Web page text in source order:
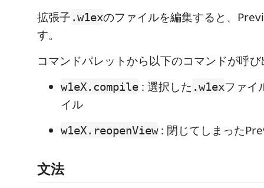
拡張子 .w1exのファイルを編集すると、
す。
コマンドパレットから以下のコマンドが呼
w1eX.compile : 選択した .w1exファイ
イル
w1eX.reopenView: 閉じてしまった
文法